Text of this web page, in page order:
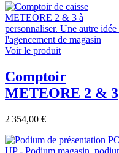
Voir le produit
Comptoir
METEORE 2 & 3
2 354,00 €